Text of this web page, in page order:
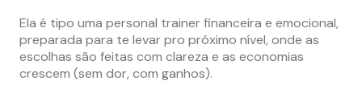
Ela é tipo uma personal trainer financeira e emocional,
preparada para te levar pro próximo nível, onde as
escolhas são feitas com clareza e as economias
crescem (sem dor, com ganhos).